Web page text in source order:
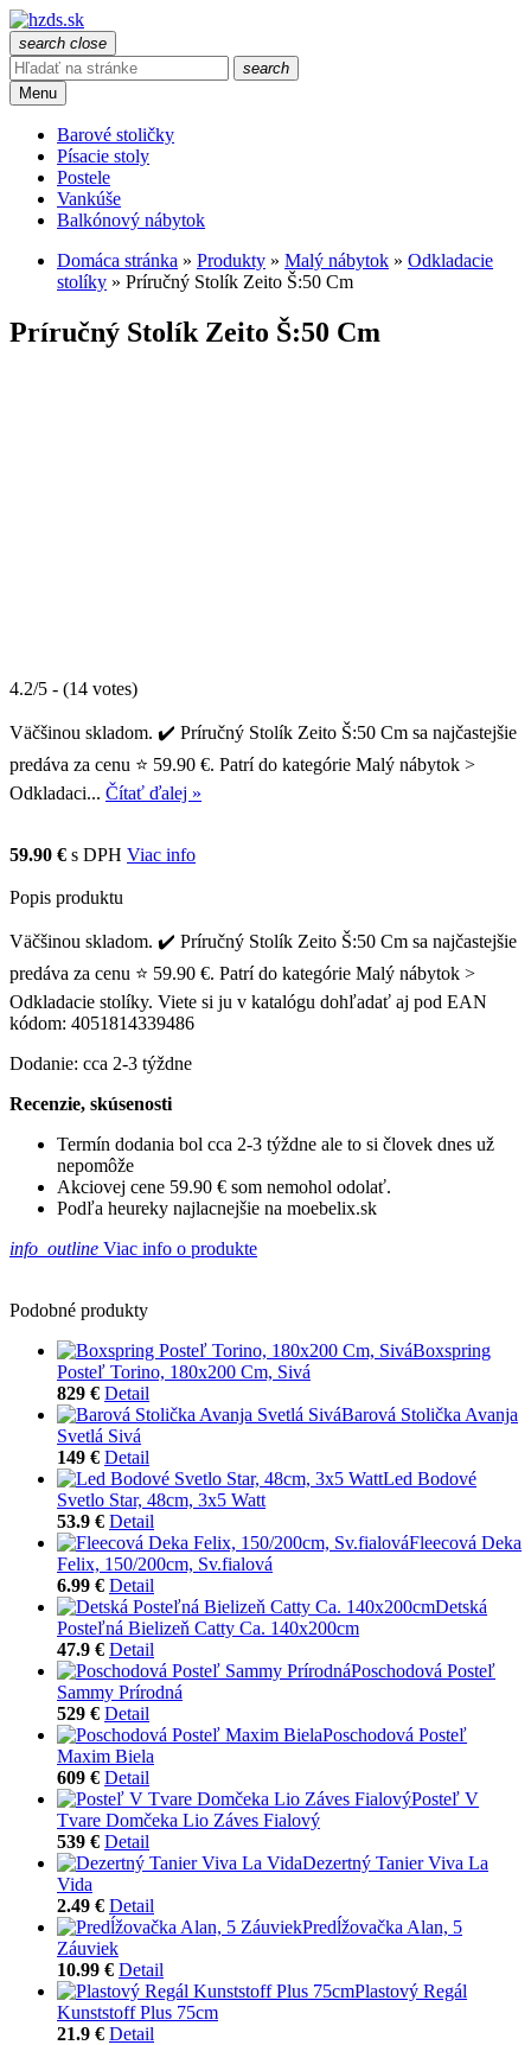
search close
search
Menu
Barové stoličky
Písacie stoly
Postele
Vankúše
Balkónový nábytok
Domáca stránka » Produkty » Malý nábytok » Odkladacie
stolíky » Príručný Stolík Zeito Š:50 Cm
Príručný Stolík Zeito Š:50 Cm
4.2/5 - (14 votes)
Väčšinou skladom. ✔️ Príručný Stolík Zeito Š:50 Cm sa najčastejšie
predáva za cenu ⭐ 59.90 €. Patrí do kategórie Malý nábytok >
Odkladaci... Čítať ďalej »
59.90 € s DPH Viac info
Popis produktu
Väčšinou skladom. ✔️ Príručný Stolík Zeito Š:50 Cm sa najčastejšie
predáva za cenu ⭐ 59.90 €. Patrí do kategórie Malý nábytok >
Odkladacie stolíky. Viete si ju v katalógu dohľadať aj pod EAN
kódom: 4051814339486
Dodanie: cca 2-3 týždne
Recenzie, skúsenosti
Termín dodania bol cca 2-3 týždne ale to si človek dnes už
nepomôže
Akciovej cene 59.90 € som nemohol odolať.
Podľa heureky najlacnejšie na moebelix.sk
info_outline Viac info o produkte
Podobné produkty
Boxspring
Posteľ Torino, 180x200 Cm, Sivá
829 € Detail
Barová Stolička Avanja
Svetlá Sivá
149 € Detail
Led Bodové
Svetlo Star, 48cm, 3x5 Watt
53.9 € Detail
Fleecová Deka
Felix, 150/200cm, Sv.fialová
6.99 € Detail
Detská
Posteľná Bielizeň Catty Ca. 140x200cm
47.9 € Detail
Poschodová Posteľ
Sammy Prírodná
529 € Detail
Poschodová Posteľ
Maxim Biela
609 € Detail
Posteľ V
Tvare Domčeka Lio Záves Fialový
539 € Detail
Dezertný Tanier Viva La
Vida
2.49 € Detail
Predĺžovačka Alan, 5
Záuviek
10.99 € Detail
Plastový Regál
Kunststoff Plus 75cm
21.9 € Detail